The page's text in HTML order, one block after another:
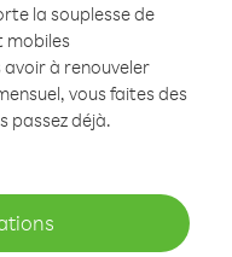
la souplesse de
mobiles
à renouveler
vous faites des
passez déjà.